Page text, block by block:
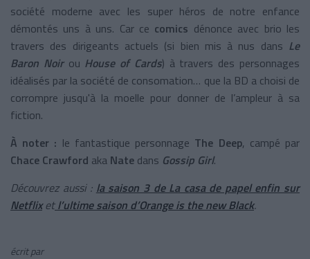
société moderne avec les super héros de notre enfance
démontés uns à uns. Car ce comics dénonce avec brio les
travers des dirigeants actuels (si bien mis à nus dans Le
Baron Noirou House of Cards) à travers des personnages
idéalisés par la société de consomation… que la BD a choisi de
corrompre jusqu'à la moelle pour donner de l’ampleur à sa
fiction.
À noter : le fantastique personnage The Deep, campé par
Chace Crawford aka Nate dans Gossip Girl.
Découvrez aussi : la saison 3 de La casa de papel enfin sur
Netflixetl’ultime saison d’Orange is the new Black.
écrit par